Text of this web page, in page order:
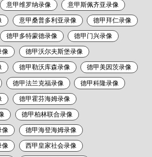
意甲维罗纳录像 意甲斯佩齐亚录像
意甲桑普多利亚录像 德甲拜仁录像
德甲多特蒙德录像 德甲门兴录像
像 德甲沃尔夫斯堡录像
德甲勒沃库森录像 德甲美因茨录像
德甲法兰克福录像 德甲科隆录像
德甲霍芬海姆录像
德甲柏林联合录像
像 德甲海登海姆录像
像 西甲皇家社会录像